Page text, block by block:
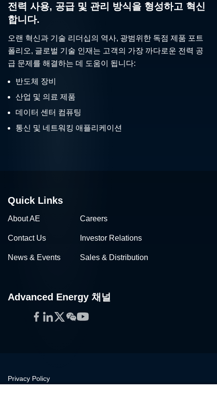
전력 사용, 공급 및 관리 방식을 형성하고 혁신
합니다.
오랜 혁신과 기술 리더십의 역사, 광범위한 독점 제품 포트
폴리오, 글로벌 기술 인재는 고객의 가장 까다로운 전력 공
급 문제를 해결하는 데 도움이 됩니다:
반도체 장비
산업 및 의료 제품
데이터 센터 컴퓨팅
통신 및 네트워킹 애플리케이션
Quick Links
About AE Careers
Contact Us Investor Relations
News & Events Sales & Distribution
Advanced Energy 채널
Facebook
LinkedIn
Twitter
WeChat
YouTube
Privacy Policy